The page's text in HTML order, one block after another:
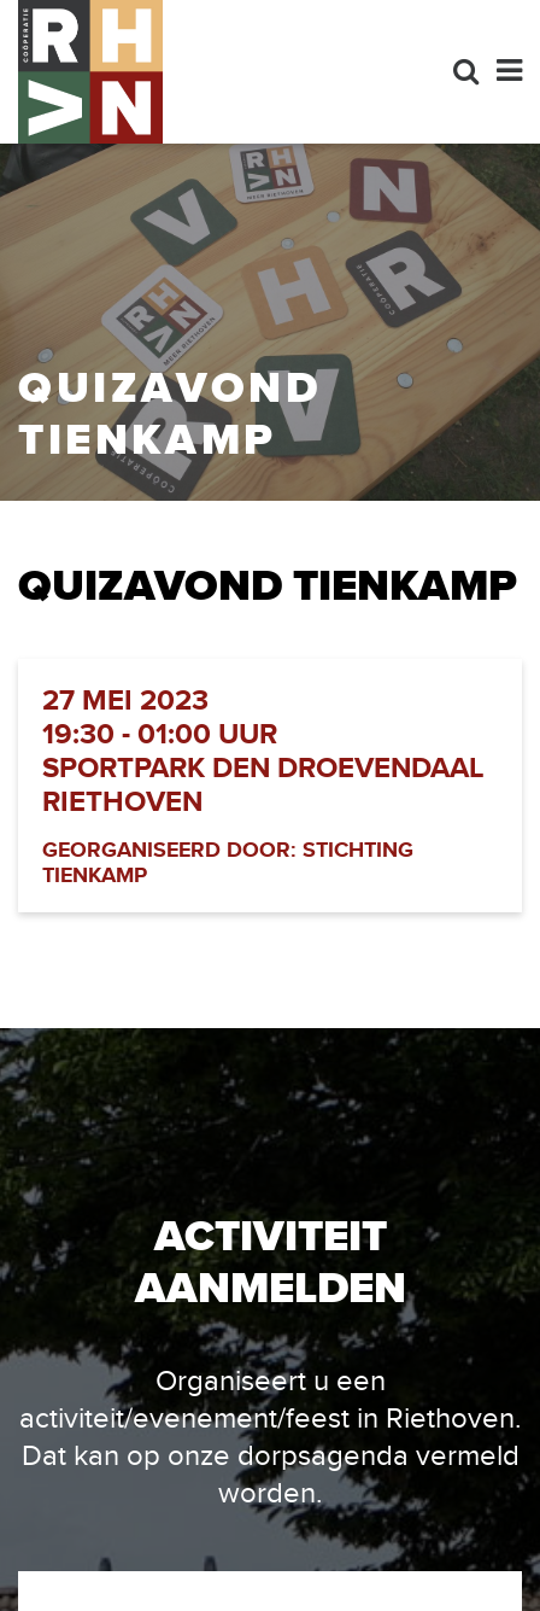
QUIZAVOND
TIENKAMP
QUIZAVOND TIENKAMP
27 MEI 2023
19:30 - 01:00 UUR
SPORTPARK DEN DROEVENDAAL
RIETHOVEN
GEORGANISEERD DOOR: STICHTING
TIENKAMP
ACTIVITEIT
AANMELDEN
Organiseert u een
activiteit/evenement/feest in Riethoven.
Dat kan op onze dorpsagenda vermeld
worden.